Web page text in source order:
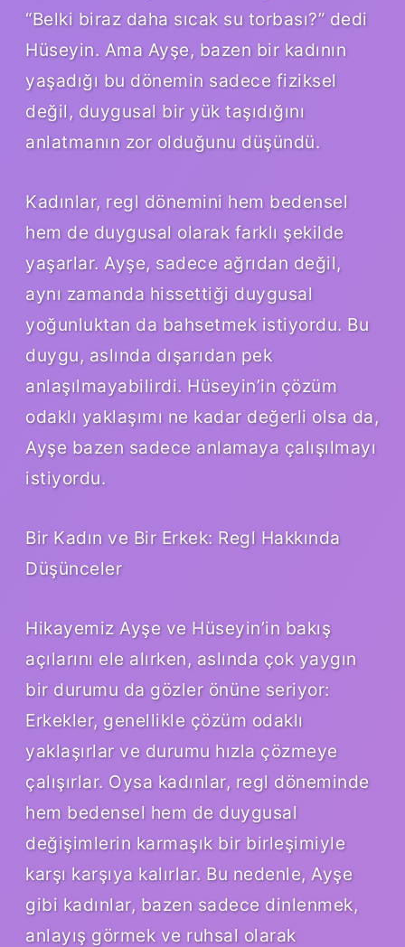
“Belki biraz daha sıcak su torbası?” dedi
Hüseyin. Ama Ayşe, bazen bir kadının
yaşadığı bu dönemin sadece fiziksel
değil, duygusal bir yük taşıdığını
anlatmanın zor olduğunu düşündü.
Kadınlar, regl dönemini hem bedensel
hem de duygusal olarak farklı şekilde
yaşarlar. Ayşe, sadece ağrıdan değil,
aynı zamanda hissettiği duygusal
yoğunluktan da bahsetmek istiyordu. Bu
duygu, aslında dışarıdan pek
anlaşılmayabilirdi. Hüseyin’in çözüm
odaklı yaklaşımı ne kadar değerli olsa da,
Ayşe bazen sadece anlamaya çalışılmayı
istiyordu.
Bir Kadın ve Bir Erkek: Regl Hakkında
Düşünceler
Hikayemiz Ayşe ve Hüseyin’in bakış
açılarını ele alırken, aslında çok yaygın
bir durumu da gözler önüne seriyor:
Erkekler, genellikle çözüm odaklı
yaklaşırlar ve durumu hızla çözmeye
çalışırlar. Oysa kadınlar, regl döneminde
hem bedensel hem de duygusal
değişimlerin karmaşık bir birleşimiyle
karşı karşıya kalırlar. Bu nedenle, Ayşe
gibi kadınlar, bazen sadece dinlenmek,
anlayış görmek ve ruhsal olarak